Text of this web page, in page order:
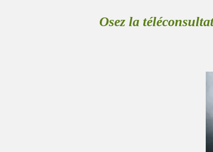
Osez la